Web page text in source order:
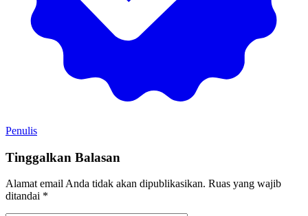
Penulis
Tinggalkan Balasan
Alamat email Anda tidak akan dipublikasikan. Ruas yang wajib
ditandai *